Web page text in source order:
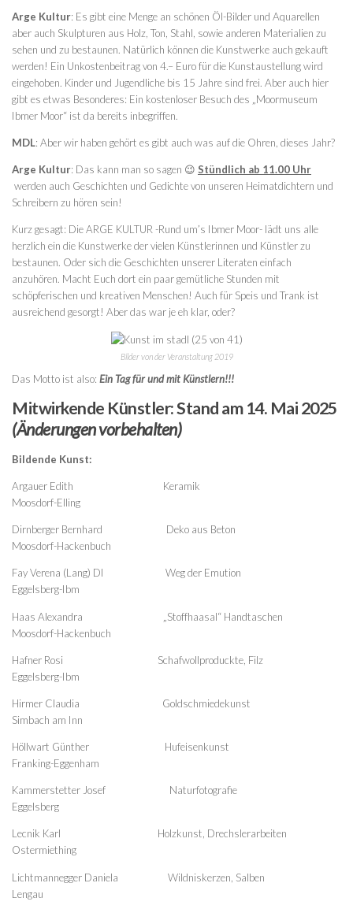
Arge Kultur: Es gibt eine Menge an schönen Öl-Bilder und Aquarellen
aber auch Skulpturen aus Holz, Ton, Stahl, sowie anderen Materialien zu
sehen und zu bestaunen. Natürlich können die Kunstwerke auch gekauft
werden! Ein Unkostenbeitrag von 4.– Euro für die Kunstaustellung wird
eingehoben. Kinder und Jugendliche bis 15 Jahre sind frei. Aber auch hier
gibt es etwas Besonderes: Ein kostenloser Besuch des „Moormuseum
Ibmer Moor“ ist da bereits inbegriffen.
MDL: Aber wir haben gehört es gibt auch was auf die Ohren, dieses Jahr?
Arge Kultur: Das kann man so sagen 😉 Stündlich ab 11.00 Uhr
werden auch Geschichten und Gedichte von unseren Heimatdichtern und
Schreibern zu hören sein!
Kurz gesagt: Die ARGE KULTUR -Rund um’s Ibmer Moor- lädt uns alle
herzlich ein die Kunstwerke der vielen Künstlerinnen und Künstler zu
bestaunen. Oder sich die Geschichten unserer Literaten einfach
anzuhören. Macht Euch dort ein paar gemütliche Stunden mit
schöpferischen und kreativen Menschen! Auch für Speis und Trank ist
ausreichend gesorgt! Aber das war je eh klar, oder?
Bilder von der Veranstaltung 2019
Das Motto ist also: Ein Tag für und mit Künstlern!!!
Mitwirkende Künstler: Stand am 14. Mai 2025
(Änderungen vorbehalten)
Bildende Kunst:
Argauer Edith Keramik
Moosdorf-Elling
Dirnberger Bernhard Deko aus Beton
Moosdorf-Hackenbuch
Fay Verena (Lang) DI Weg der Emution
Eggelsberg-Ibm
Haas Alexandra „Stoffhaasal“ Handtaschen
Moosdorf-Hackenbuch
Hafner Rosi Schafwollproduckte, Filz
Eggelsberg-Ibm
Hirmer Claudia Goldschmiedekunst
Simbach am Inn
Höllwart Günther Hufeisenkunst
Franking-Eggenham
Kammerstetter Josef Naturfotografie
Eggelsberg
Lecnik Karl Holzkunst, Drechslerarbeiten
Ostermiething
Lichtmannegger Daniela Wildniskerzen, Salben
Lengau